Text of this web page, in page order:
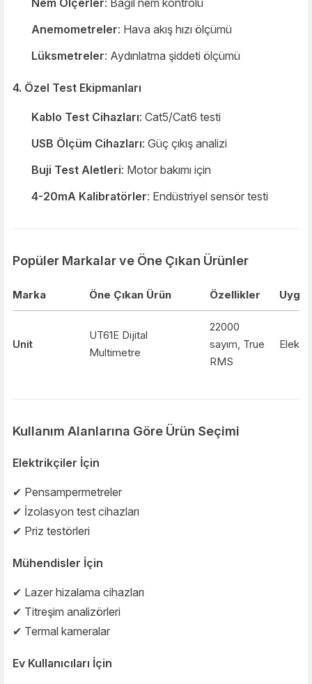
Anemometreler: Hava akış hızı ölçümü
Lüksmetreler: Aydınlatma şiddeti ölçümü
4. Özel Test Ekipmanları
Kablo Test Cihazları: Cat5/Cat6 testi
USB Ölçüm Cihazları: Güç çıkış analizi
Buji Test Aletleri: Motor bakımı için
4-20mA Kalibratörler: Endüstriyel sensör testi
Popüler Markalar ve Öne Çıkan Ürünler
Marka Öne Çıkan Ürün Özellikler
Unit
UT61E Dijital
Multimetre
22000
sayım, True
RMS
Fluke
Testo 435 Anemometre
Kullanım Alanlarına Göre Ürün Seçimi
Elektrikçiler İçin
✔ Pensampermetreler
✔ İzolasyon test cihazları
✔ Priz testörleri
Mühendisler İçin
✔ Lazer hizalama cihazları
✔ Titreşim analizörleri
✔ Termal kameralar
Ev Kullanıcıları İçin